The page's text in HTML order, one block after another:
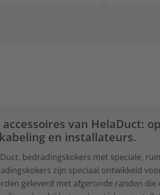
van HelaDuct:
en installateurs.
bedradingskokers met speciale,
zijn speciaal ontwikkeld
geleverd met afgeronde randen die